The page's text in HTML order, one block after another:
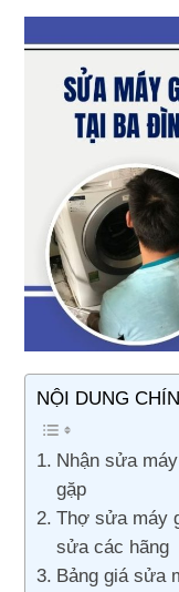
NỘI DUNG
Nhận sửa
gặp
Thợ sửa máy
sửa các hãng
Bảng giá sửa